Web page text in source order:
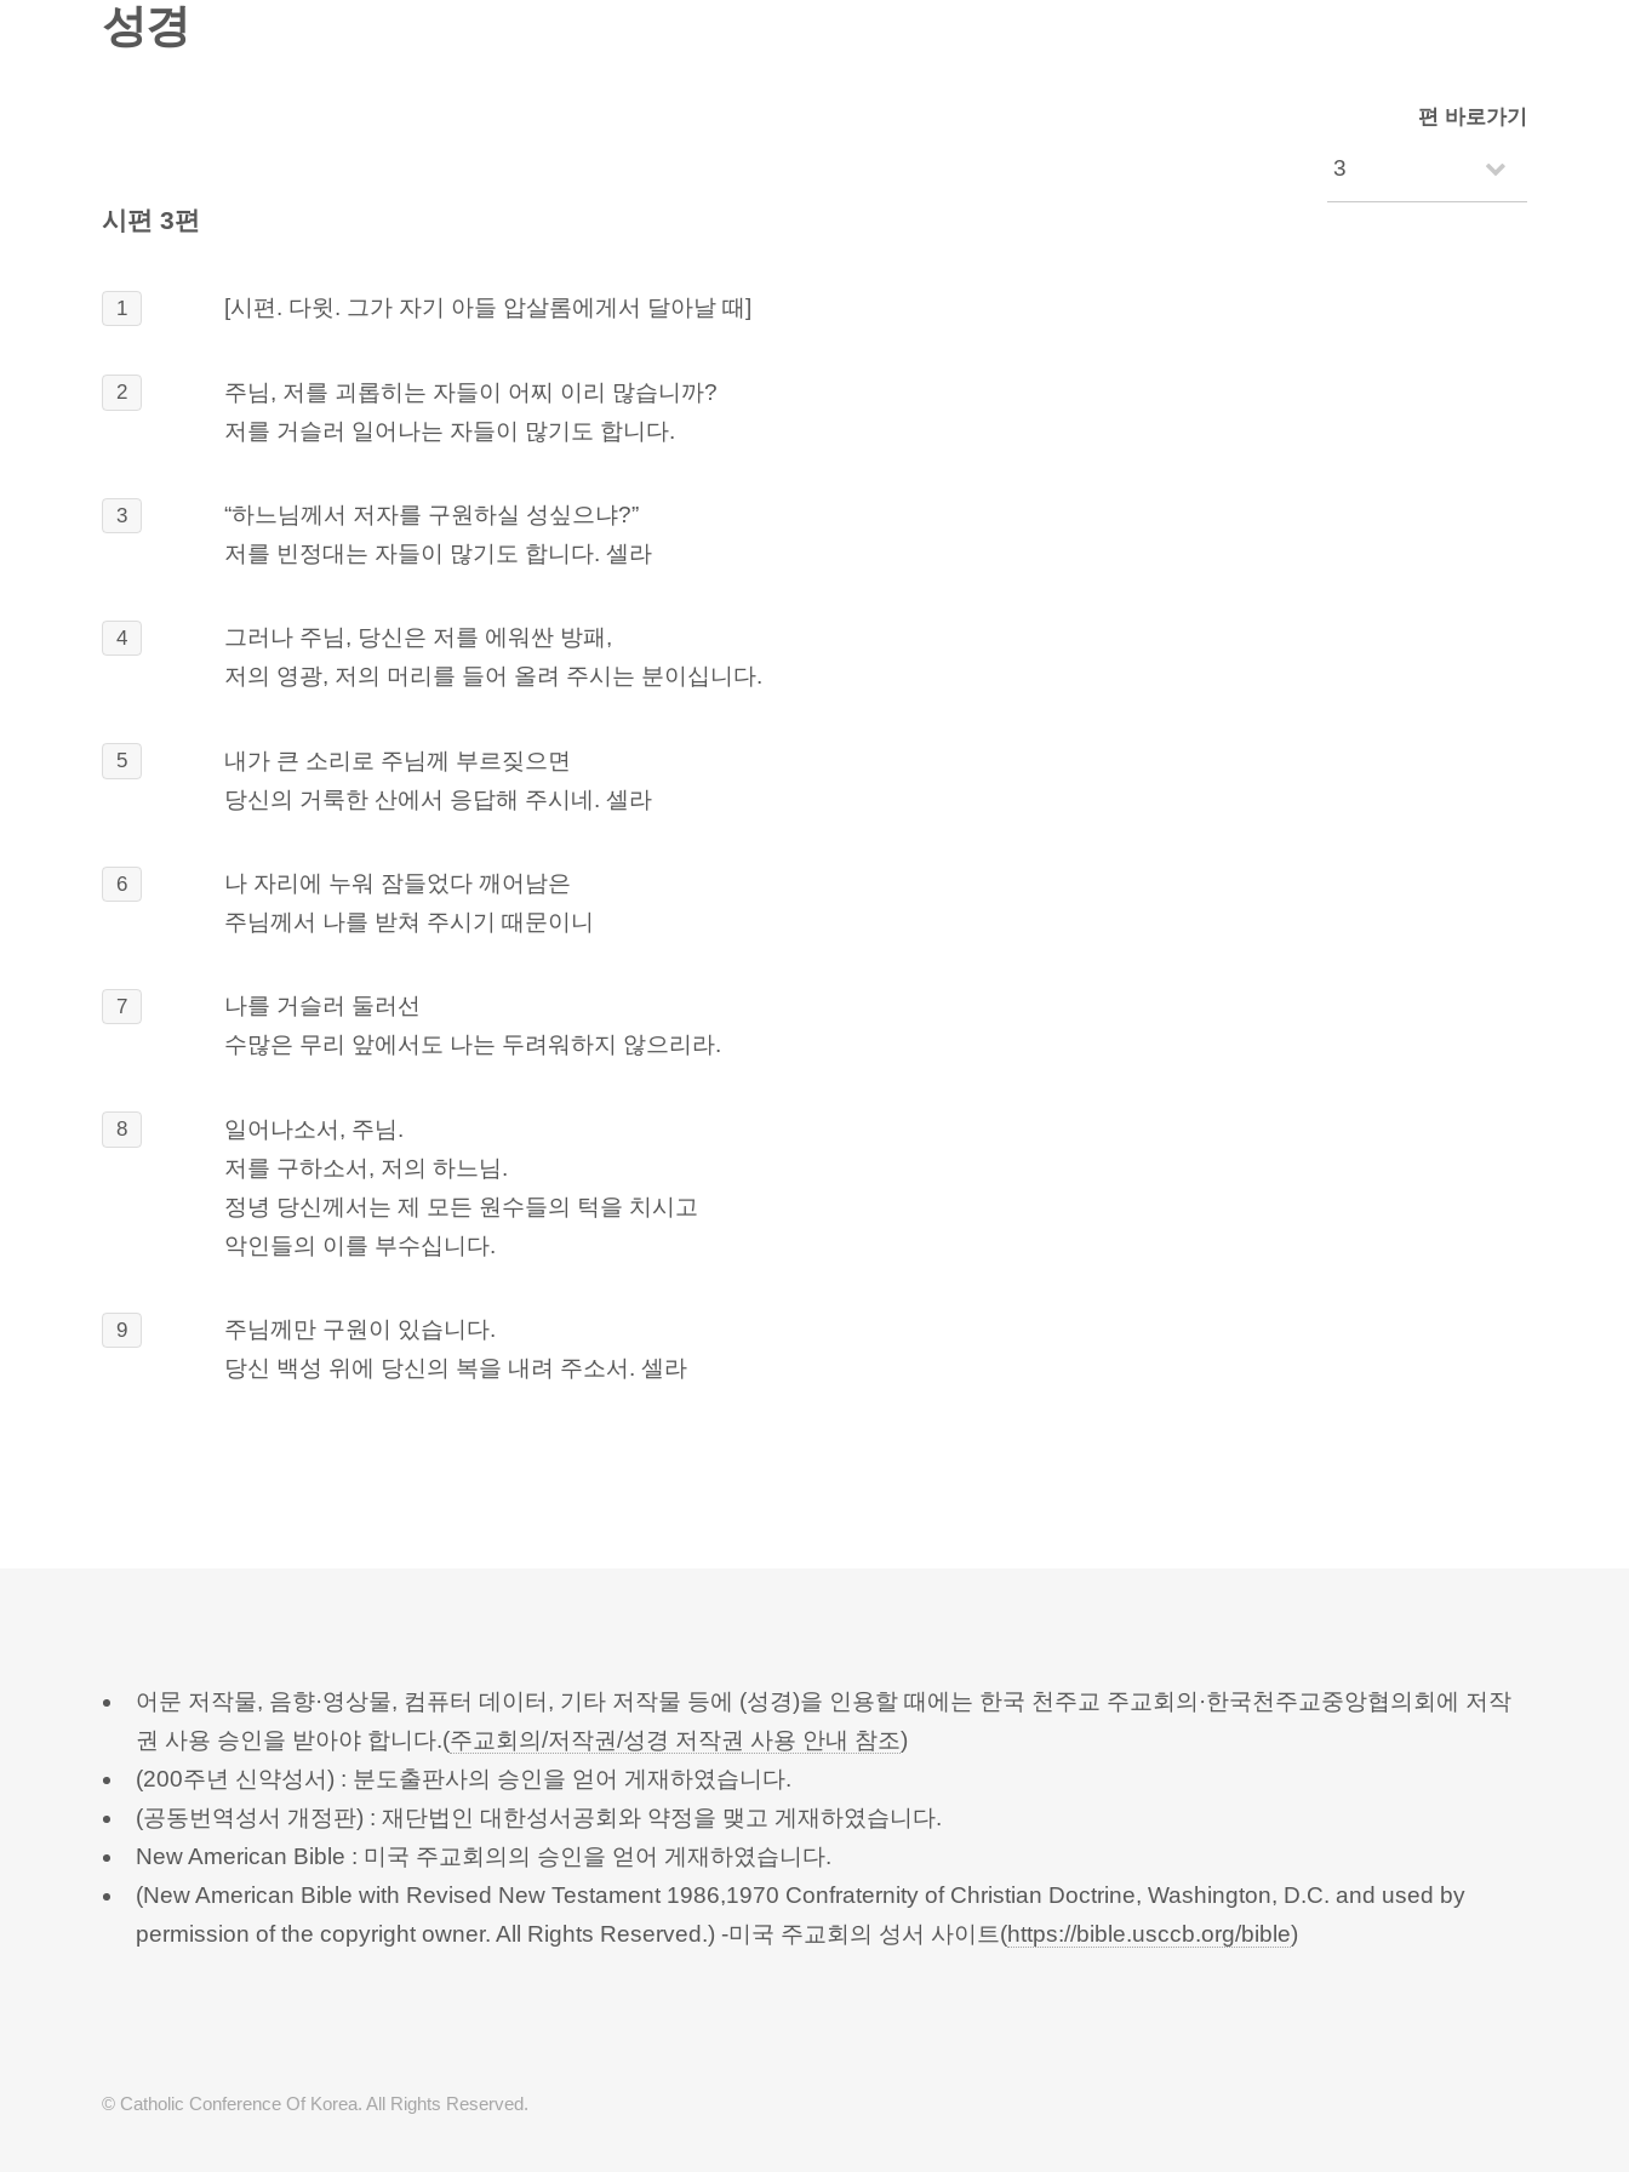
성경
편 바로가기
시편 3편
1 [시편. 다윗. 그가 자기 아들 압살롬에게서 달아날 때]
2
주님, 저를 괴롭히는 자들이 어찌 이리 많습니까?
저를 거슬러 일어나는 자들이 많기도 합니다.
3
“하느님께서 저자를 구원하실 성싶으냐?”
저를 빈정대는 자들이 많기도 합니다. 셀라
4
그러나 주님, 당신은 저를 에워싼 방패,
저의 영광, 저의 머리를 들어 올려 주시는 분이십니다.
5
내가 큰 소리로 주님께 부르짖으면
당신의 거룩한 산에서 응답해 주시네. 셀라
6
나 자리에 누워 잠들었다 깨어남은
주님께서 나를 받쳐 주시기 때문이니
7
나를 거슬러 둘러선
수많은 무리 앞에서도 나는 두려워하지 않으리라.
8
일어나소서, 주님.
저를 구하소서, 저의 하느님.
정녕 당신께서는 제 모든 원수들의 턱을 치시고
악인들의 이를 부수십니다.
9
주님께만 구원이 있습니다.
당신 백성 위에 당신의 복을 내려 주소서. 셀라
어문 저작물, 음향·영상물, 컴퓨터 데이터, 기타 저작물 등에 (성경)을 인용할 때에는 한국 천주교 주교회의·한국천주교중앙협의회에 저작
권 사용 승인을 받아야 합니다.(주교회의/저작권/성경 저작권 사용 안내 참조)
(200주년 신약성서) : 분도출판사의 승인을 얻어 게재하였습니다.
(공동번역성서 개정판) : 재단법인 대한성서공회와 약정을 맺고 게재하였습니다.
New American Bible : 미국 주교회의의 승인을 얻어 게재하였습니다.
(New American Bible with Revised New Testament 1986,1970 Confraternity of Christian Doctrine, Washington, D.C. and used by
permission of the copyright owner. All Rights Reserved.) -미국 주교회의 성서 사이트(https://bible.usccb.org/bible)
© Catholic Conference Of Korea. All Rights Reserved.